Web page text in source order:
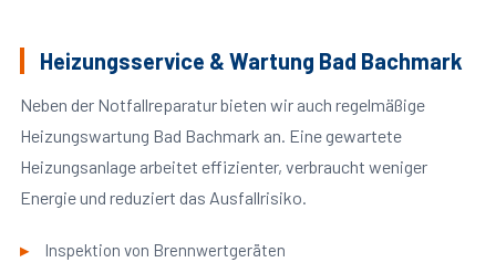
Heizungsservice & Wartung Bad Bachmark
Neben der Notfallreparatur bieten wir auch regelmäßige
Heizungswartung Bad Bachmark an. Eine gewartete
Heizungsanlage arbeitet effizienter, verbraucht weniger
Energie und reduziert das Ausfallrisiko.
Inspektion von Brennwertgeräten